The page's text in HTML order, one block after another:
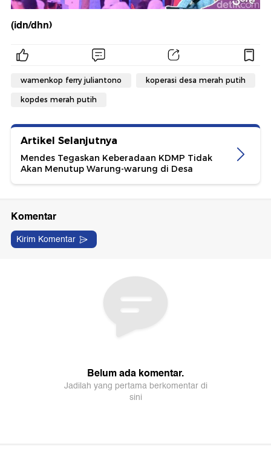
(idn/dhn)
wamenkop ferry juliantono koperasi desa merah putih
kopdes merah putih
Artikel Selanjutnya
Mendes Tegaskan Keberadaan KDMP Tidak
Akan Menutup Warung-warung di Desa